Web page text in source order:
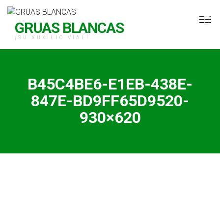
GRUAS BLANCAS
¡SU AUXILIO VIAL!
B45C4BE6-E1EB-438E-
847E-BD9FF65D9520-
930×620